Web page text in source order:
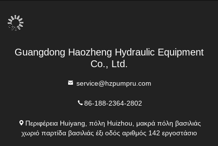
Guangdong Haozheng Hydraulic Equipment
Co., Ltd.
service@hzpumpru.com
86-188-2364-2802
Περιφέρεια Huiyang, πόλη Huizhou, μακρά πόλη βασιλιάς
χωριό παρτίδα βασιλιάς έξι οδός αριθμός 142 εργοστάσιο